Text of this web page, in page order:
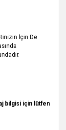
İçin De
bilgisi için lütfen